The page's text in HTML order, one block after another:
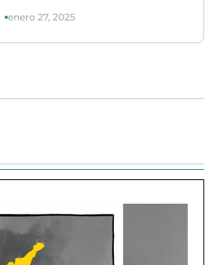
enero 27, 2025